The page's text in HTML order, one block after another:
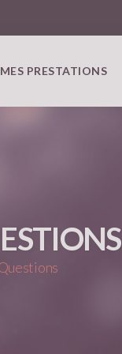
MES PRESTATIONS